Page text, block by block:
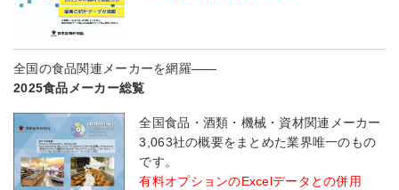
全国の食品関連メーカーを網羅――
2025食品メーカー総覧
全国食品・酒類・機械・資材関連メーカー
3,063社の概要をまとめた業界唯一のもの
です。
有料オプションのExcelデータとの併用